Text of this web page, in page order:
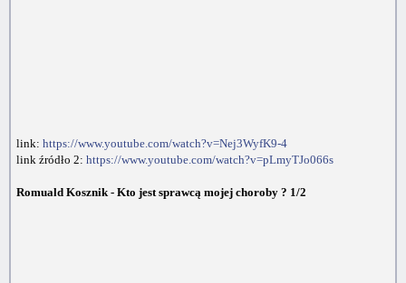
link: https://www.youtube.com/watch?v=Nej3WyfK9-4
link źródło 2: https://www.youtube.com/watch?v=pLmyTJo066s
Romuald Kosznik - Kto jest sprawcą mojej choroby ? 1/2